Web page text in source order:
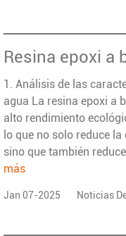
1. Análisis de las
agua La resina epoxi a
alto rendimiento
lo que no solo reduce
sino que también
más
Jan 07-2025 Noticias